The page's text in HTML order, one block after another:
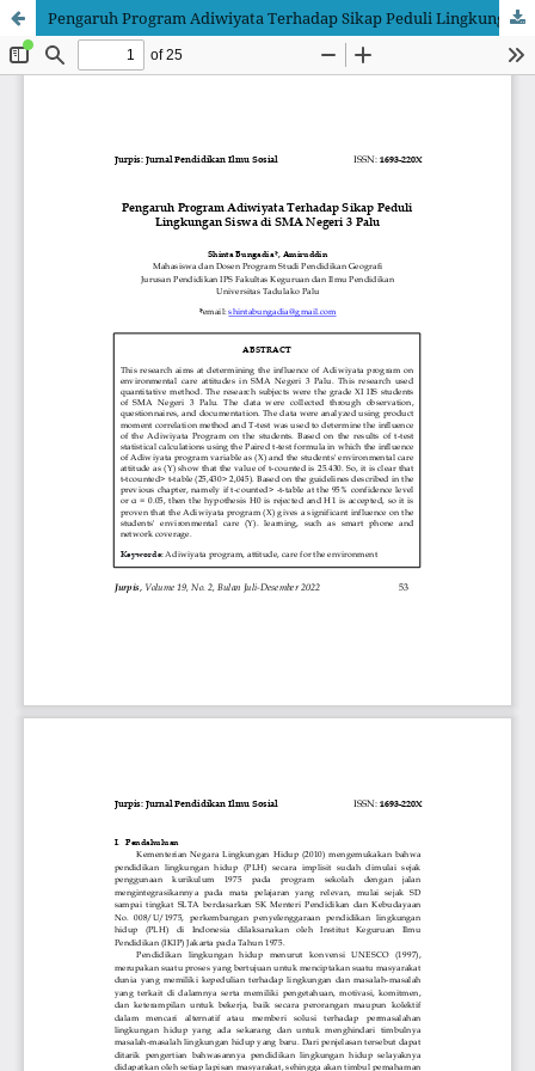
Pengaruh Program Adiwiyata Terhadap Sikap Peduli Lingkungan Siswa di SMA Negeri 3 Palu